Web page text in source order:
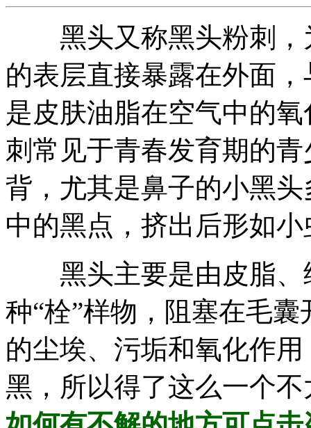
黑头又称黑头粉刺，
的表层直接暴露在外面
是皮肤油脂在空气中的
刺常见于青春发育期的
背，尤其是鼻子的小黑
中的黑点，挤出后形如
黑头主要是由皮脂、
种“栓”样物，阻塞在毛
的尘埃、污垢和氧化作
黑，所以得了这么一个